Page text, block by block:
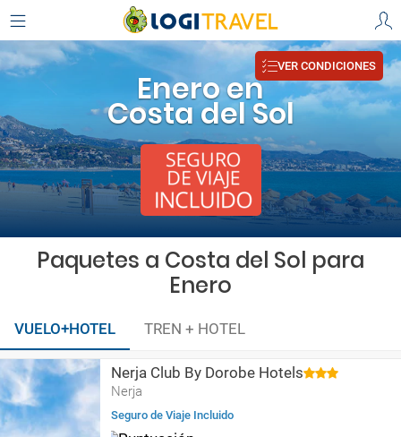
Enero en
Costa del Sol
VER CONDICIONES
Paquetes a Costa del Sol para
Enero
VUELO+HOTEL TREN + HOTEL
Nerja Club By Dorobe Hotels
Nerja
Seguro de Viaje Incluido